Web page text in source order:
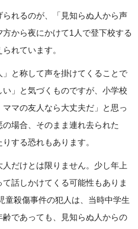
れるのが、「見知らぬ人から声
から夜にかけて1人で登下校する
れています。
と称して声を掛けてくることで
」と気づくものですが、小学校
マの友人なら大丈夫だ」と思っ
場合、そのまま連れ去られた
する恐れもあります。
だけとは限りません。少し年上
話しかけてくる可能性もありま
童殺傷事件の犯人は、当時中学生
であっても、見知らぬ人からの